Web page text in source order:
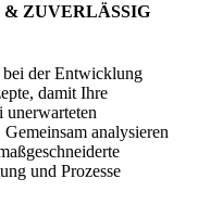
ZUVERLÄSSIG
der Entwicklung
damit Ihre
unerwarteten
analysieren
und Prozesse